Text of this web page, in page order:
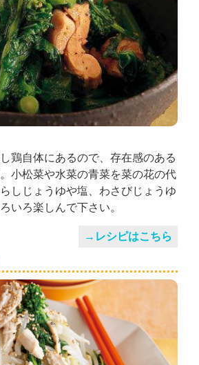
鶏自体にあるので、存在感のある
小松菜や水菜の青菜を菜の花の代
しじょうゆや塩、わさびじょうゆ
いろ楽しんで下さい。
→レシピはこちら